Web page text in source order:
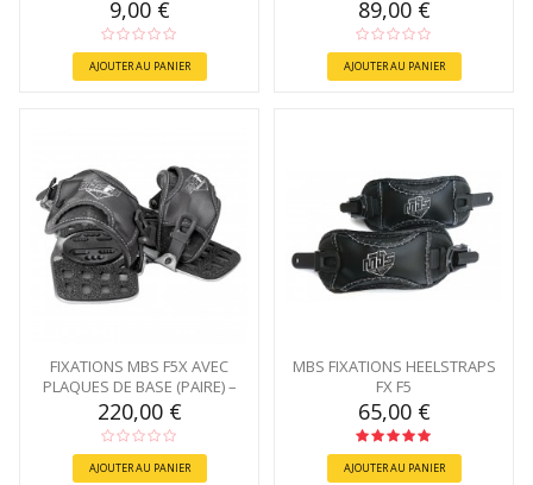
9,00 €
AJOUTER AU PANIER
89,00 €
AJOUTER AU PANIER
FIXATIONS MBS F5X AVEC
PLAQUES DE BASE (PAIRE) –
NOIR
220,00 €
AJOUTER AU PANIER
MBS FIXATIONS HEELSTRAPS
FX F5
65,00 €
AJOUTER AU PANIER